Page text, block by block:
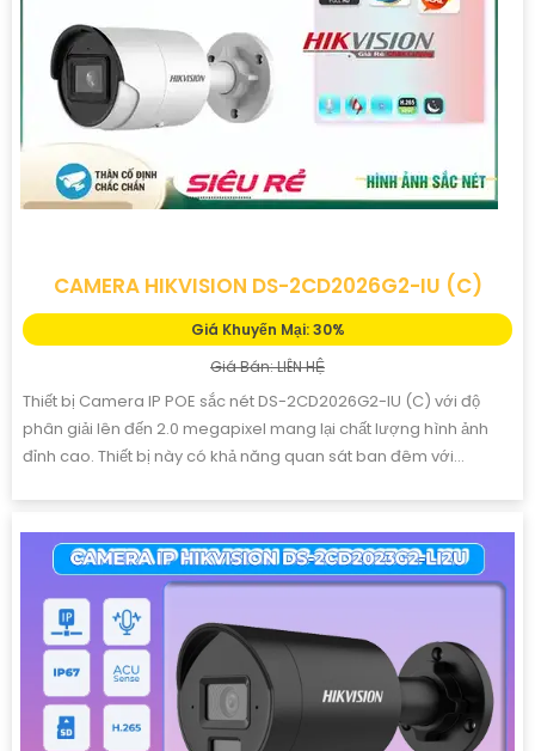
CAMERA HIKVISION DS-2CD2026G2-IU (C)
Giá Khuyến Mại: 30%
Giá Bán: LIÊN HỆ
Thiết bị Camera IP POE sắc nét DS-2CD2026G2-IU (C) với độ
phân giải lên đến 2.0 megapixel mang lại chất lượng hình ảnh
đỉnh cao. Thiết bị này có khả năng quan sát ban đêm với...